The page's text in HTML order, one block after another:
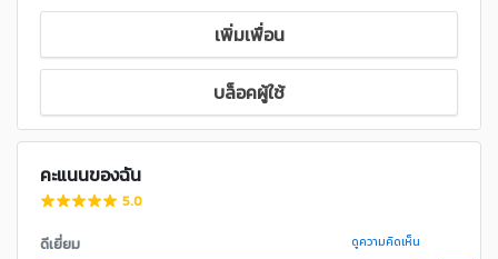
เพิ่มเพื่อน
บล็อคผู้ใช้
คะแนนของฉัน
5.0
ดีเยี่ยม ดูความคิดเห็น